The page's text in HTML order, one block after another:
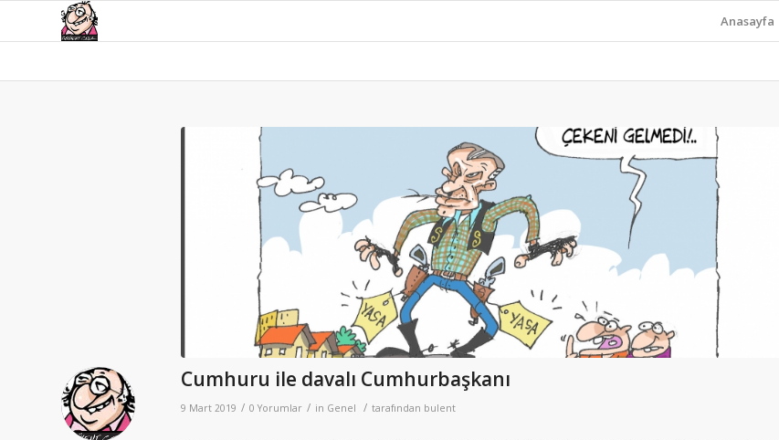
Anasayfa
Cumhuru ile davalı Cumhurbaşkanı
9 Mart 2019 / 0 Yorumlar / in Genel / tarafından bulent